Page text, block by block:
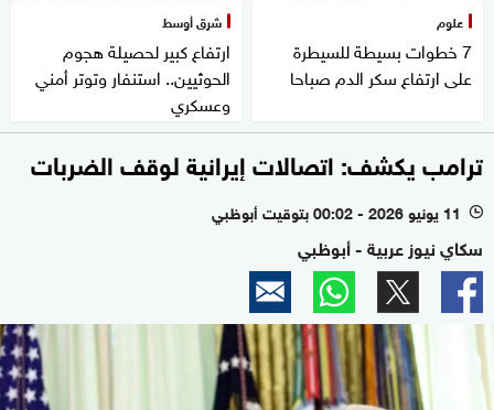
علوم
7 خطوات بسيطة للسيطرة
على ارتفاع سكر الدم صباحا
شرق أوسط
ارتفاع كبير لحصيلة هجوم
الحوثيين.. استنفار وتوتر أمني
وعسكري
ترامب يكشف: اتصالات إيرانية لوقف الضربات
l 11 يونيو 2026 - 00:02 بتوقيت أبوظبي
سكاي نيوز عربية - أبوظبي